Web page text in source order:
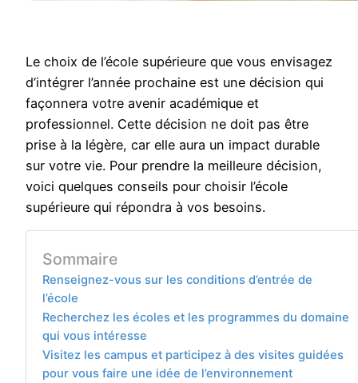
Le choix de l’école supérieure que vous envisagez
d’intégrer l’année prochaine est une décision qui
façonnera votre avenir académique et
professionnel. Cette décision ne doit pas être
prise à la légère, car elle aura un impact durable
sur votre vie. Pour prendre la meilleure décision,
voici quelques conseils pour choisir l’école
supérieure qui répondra à vos besoins.
Sommaire
Renseignez-vous sur les conditions d’entrée de
l’école
Recherchez les écoles et les programmes du domaine
qui vous intéresse
Visitez les campus et participez à des visites guidées
pour vous faire une idée de l’environnement